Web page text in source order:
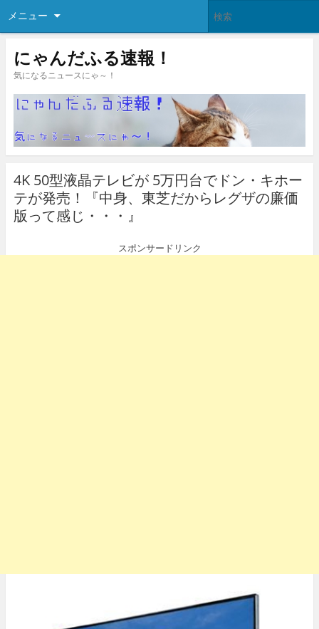
メニュー
にゃんだふる速報！
気になるニュースにゃ～！
4K 50型液晶テレビが 5万円台でドン・キホー
テが発売！『中身、東芝だからレグザの廉価
版って感じ・・・』
スポンサードリンク